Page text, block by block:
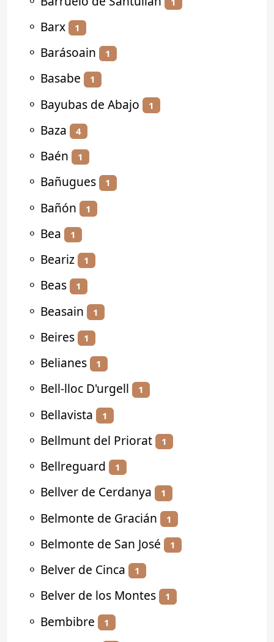
⚬ Barx 1
⚬ Barásoain 1
⚬ Basabe 1
⚬ Bayubas de Abajo 1
⚬ Baza 4
⚬ Baén 1
⚬ Bañugues 1
⚬ Bañón 1
⚬ Bea 1
⚬ Beariz 1
⚬ Beas 1
⚬ Beasain 1
⚬ Beires 1
⚬ Belianes 1
⚬ Bell-lloc D'urgell 1
⚬ Bellavista 1
⚬ Bellmunt del Priorat 1
⚬ Bellreguard 1
⚬ Bellver de Cerdanya 1
⚬ Belmonte de Gracián 1
⚬ Belmonte de San José 1
⚬ Belver de Cinca 1
⚬ Belver de los Montes 1
⚬ Bembibre 1